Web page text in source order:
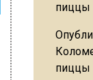
пиццы